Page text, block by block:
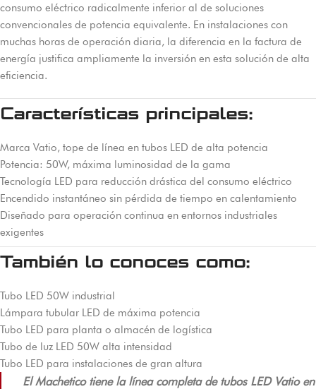
consumo eléctrico radicalmente inferior al de soluciones
convencionales de potencia equivalente. En instalaciones con
muchas horas de operación diaria, la diferencia en la factura de
energía justifica ampliamente la inversión en esta solución de alta
eficiencia.
Características principales:
Marca Vatio, tope de línea en tubos LED de alta potencia
Potencia: 50W, máxima luminosidad de la gama
Tecnología LED para reducción drástica del consumo eléctrico
Encendido instantáneo sin pérdida de tiempo en calentamiento
Diseñado para operación continua en entornos industriales
exigentes
También lo conoces como:
Tubo LED 50W industrial
Lámpara tubular LED de máxima potencia
Tubo LED para planta o almacén de logística
Tubo de luz LED 50W alta intensidad
Tubo LED para instalaciones de gran altura
El Machetico tiene la línea completa de tubos LED Vatio en